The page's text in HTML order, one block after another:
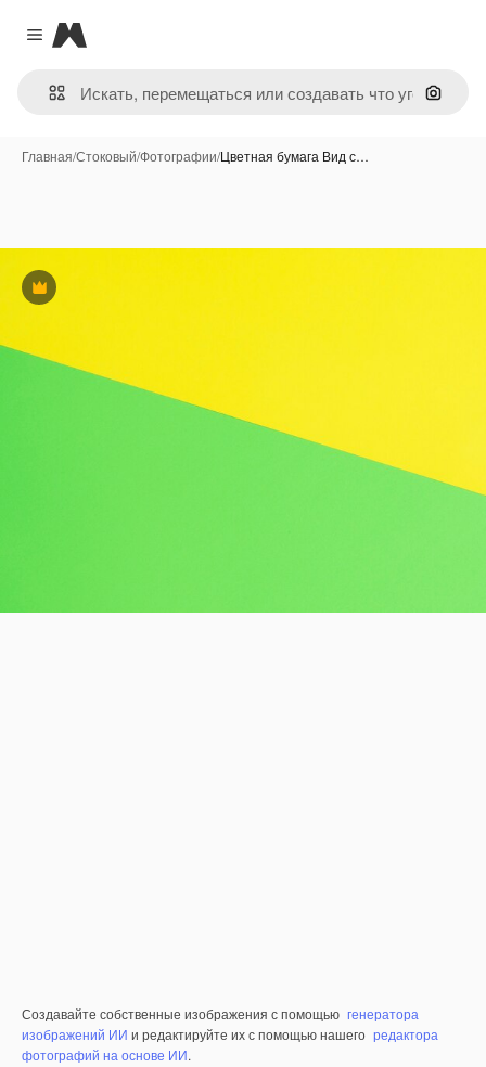
Close menu
Magnific
Поиск
Главная/Стоковый/Фотографии/Цветная бумага Вид с…
Премиум
Создавайте собственные изображения с помощью генератора
изображений ИИ и редактируйте их с помощью нашего редактора
фотографий на основе ИИ.